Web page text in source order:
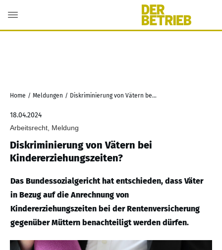
Home / Meldungen / Diskriminierung von Vätern bei Kindererziehungszeiten?
18.04.2024
Arbeitsrecht, Meldung
Diskriminierung von Vätern bei
Kindererziehungszeiten?
Das Bundessozialgericht hat entschieden, dass Väter
in Bezug auf die Anrechnung von
Kindererziehungszeiten bei der Rentenversicherung
gegenüber Müttern benachteiligt werden dürfen.